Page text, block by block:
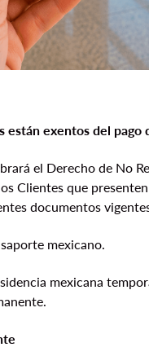
están exentos del pago
el Derecho de No
Clientes que
documentos
mexicano.
mexicana